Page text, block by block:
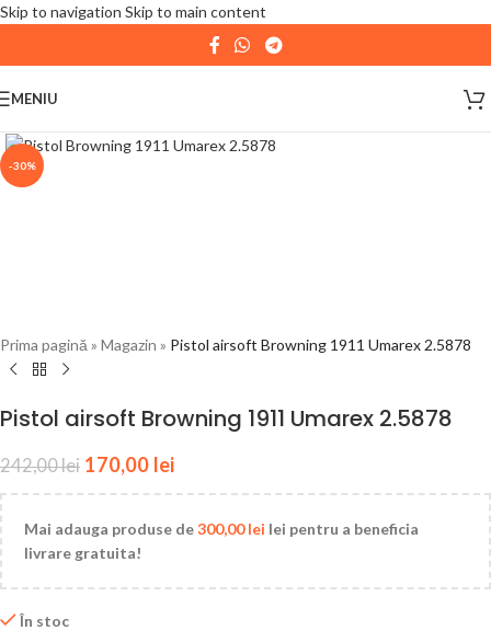
Skip to navigation Skip to main content
| 📦 Program livrari|In perioada11 August - 18
August,
expediate. Va multumim pentru intelegere!
MENIU
-30%
Prima pagină » Magazin » Pistol airsoft Browning 1911 Umarex 2.5878
Pistol airsoft Browning 1911 Umarex 2.5878
242,00lei 170,00 lei
Mai adauga produse de300,00lei lei pentru a beneficia
livrare gratuita!
În stoc